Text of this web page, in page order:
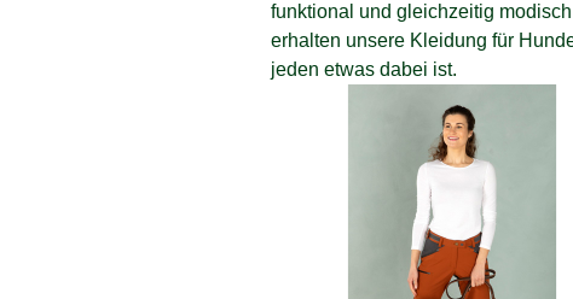
funktional und gleichzeitig
erhalten unsere Kleidung für
jeden etwas dabei ist.